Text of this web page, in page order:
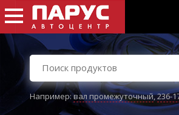
Например:вал промежуточный,236-